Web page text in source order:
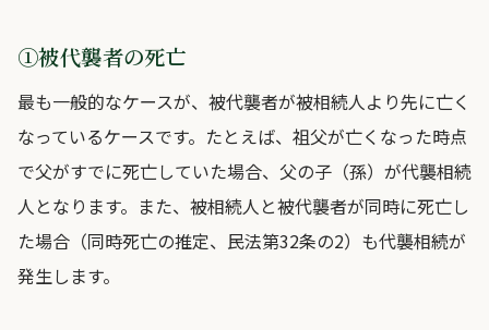
①被代襲者の死亡
最も一般的なケースが、被代襲者が被相続人より先に亡く
なっているケースです。たとえば、祖父が亡くなった時点
で父がすでに死亡していた場合、父の子（孫）が代襲相続
人となります。また、被相続人と被代襲者が同時に死亡し
た場合（同時死亡の推定、民法第32条の2）も代襲相続が
発生します。